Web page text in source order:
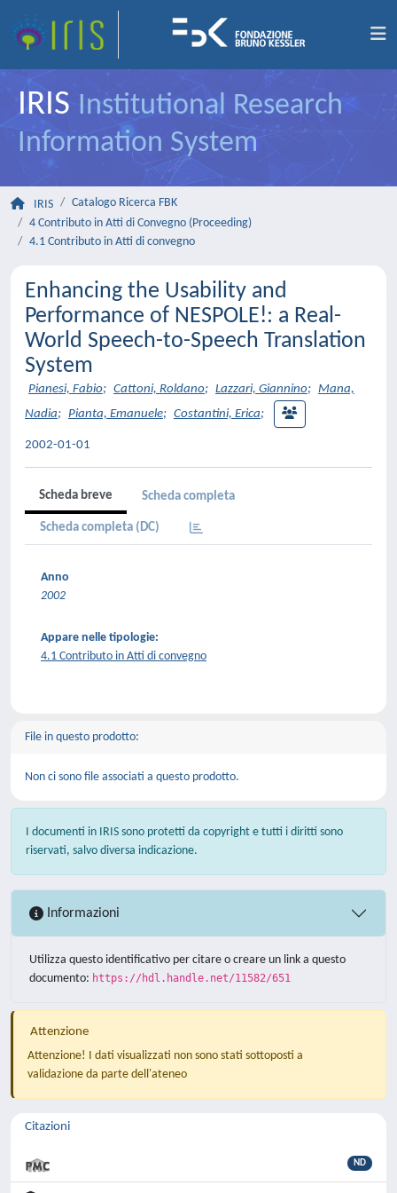
IRIS Institutional Research
Information System
IRIS
Catalogo Ricerca FBK
4 Contributo in Atti di Convegno (Proceeding)
4.1 Contributo in Atti di convegno
Enhancing the Usability and
Performance of NESPOLE!: a Real-
World Speech-to-Speech Translation
System
Pianesi, Fabio; Cattoni, Roldano; Lazzari, Giannino; Mana,
Nadia; Pianta, Emanuele; Costantini, Erica;
2002-01-01
Scheda breve Scheda completa
Scheda completa (DC)
Anno
2002
Appare nelle tipologie:
4.1 Contributo in Atti di convegno
File in questo prodotto:
Non ci sono file associati a questo prodotto.
I documenti in IRIS sono protetti da copyright e tutti i diritti sono
riservati, salvo diversa indicazione.
Informazioni
Utilizza questo identificativo per citare o creare un link a questo
documento: https://hdl.handle.net/11582/651
Attenzione
Attenzione! I dati visualizzati non sono stati sottoposti a
validazione da parte dell'ateneo
Citazioni
ND